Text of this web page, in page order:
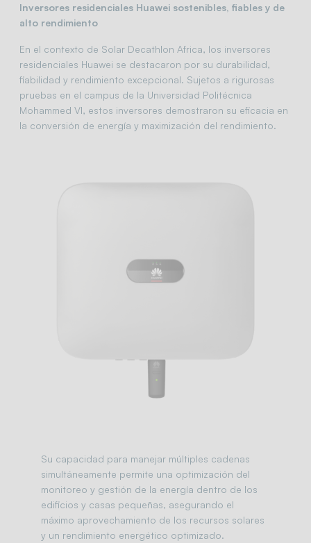
Inversores residenciales Huawei sostenibles, fiables y de
alto rendimiento
En el contexto de Solar Decathlon Africa, los inversores
residenciales Huawei se destacaron por su durabilidad,
fiabilidad y rendimiento excepcional. Sujetos a rigurosas
pruebas en el campus de la Universidad Politécnica
Mohammed VI, estos inversores demostraron su eficacia en
la conversión de energía y maximización del rendimiento.
Su capacidad para manejar múltiples cadenas
simultáneamente permite una optimización del
monitoreo y gestión de la energía dentro de los
edificios y casas pequeñas, asegurando el
máximo aprovechamiento de los recursos solares
y un rendimiento energético optimizado.